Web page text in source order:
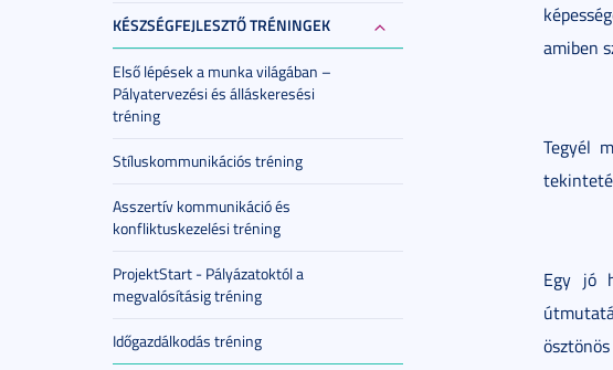
KÉSZSÉGFEJLESZTŐ TRÉNINGEK
Első lépések a munka világában –
Pályatervezési és álláskeresési
tréning
Stíluskommunikációs tréning
Asszertív kommunikáció és
konfliktuskezelési tréning
ProjektStart - Pályázatoktól a
megvalósításig tréning
Időgazdálkodás tréning
amiben
Tegyél
Egy jó